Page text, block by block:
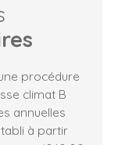
procédure
climat B
annuelles
à partir